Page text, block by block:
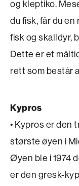
og kleptiko.
du fisk, får du
fisk og skalldyr,
Dette er et
rett som består
Kypros
• Kypros er den
største øyen i
Øyen ble i 1974
er den gresk-